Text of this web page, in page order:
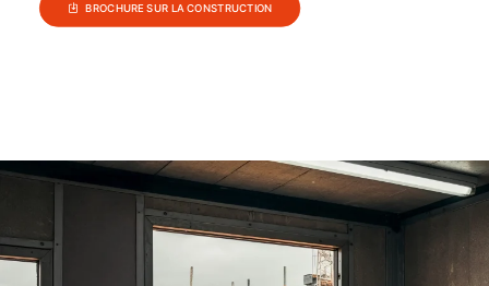
BROCHURE SUR LA CONSTRUCTION